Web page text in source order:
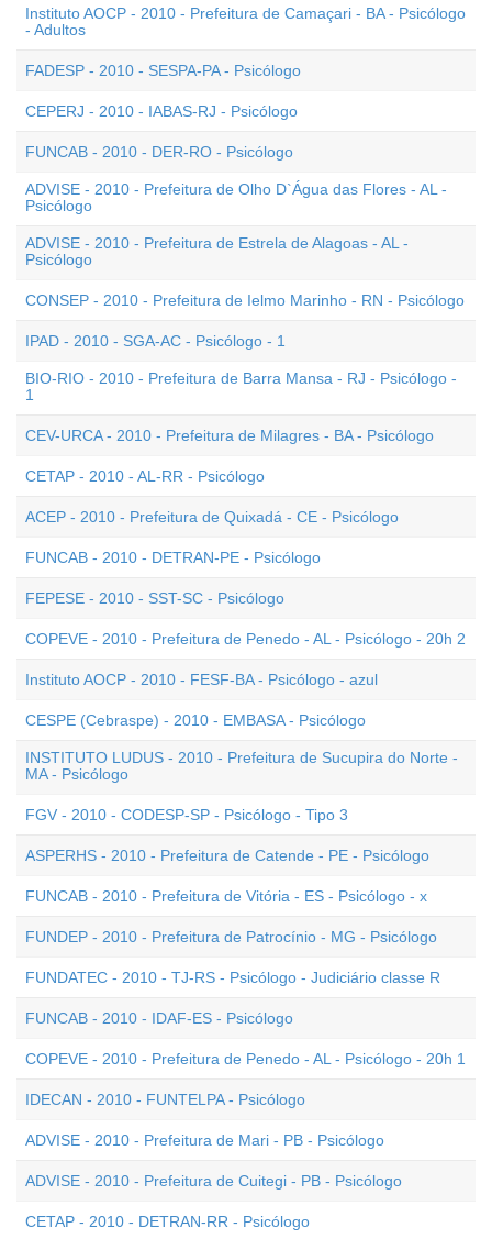
Instituto AOCP - 2010 - Prefeitura de Camaçari - BA - Psicólogo
- Adultos
FADESP - 2010 - SESPA-PA - Psicólogo
CEPERJ - 2010 - IABAS-RJ - Psicólogo
FUNCAB - 2010 - DER-RO - Psicólogo
ADVISE - 2010 - Prefeitura de Olho D`Água das Flores - AL -
Psicólogo
ADVISE - 2010 - Prefeitura de Estrela de Alagoas - AL -
Psicólogo
CONSEP - 2010 - Prefeitura de Ielmo Marinho - RN - Psicólogo
IPAD - 2010 - SGA-AC - Psicólogo - 1
BIO-RIO - 2010 - Prefeitura de Barra Mansa - RJ - Psicólogo -
1
CEV-URCA - 2010 - Prefeitura de Milagres - BA - Psicólogo
CETAP - 2010 - AL-RR - Psicólogo
ACEP - 2010 - Prefeitura de Quixadá - CE - Psicólogo
FUNCAB - 2010 - DETRAN-PE - Psicólogo
FEPESE - 2010 - SST-SC - Psicólogo
COPEVE - 2010 - Prefeitura de Penedo - AL - Psicólogo - 20h 2
Instituto AOCP - 2010 - FESF-BA - Psicólogo - azul
CESPE (Cebraspe) - 2010 - EMBASA - Psicólogo
INSTITUTO LUDUS - 2010 - Prefeitura de Sucupira do Norte -
MA - Psicólogo
FGV - 2010 - CODESP-SP - Psicólogo - Tipo 3
ASPERHS - 2010 - Prefeitura de Catende - PE - Psicólogo
FUNCAB - 2010 - Prefeitura de Vitória - ES - Psicólogo - x
FUNDEP - 2010 - Prefeitura de Patrocínio - MG - Psicólogo
FUNDATEC - 2010 - TJ-RS - Psicólogo - Judiciário classe R
FUNCAB - 2010 - IDAF-ES - Psicólogo
COPEVE - 2010 - Prefeitura de Penedo - AL - Psicólogo - 20h 1
IDECAN - 2010 - FUNTELPA - Psicólogo
ADVISE - 2010 - Prefeitura de Mari - PB - Psicólogo
ADVISE - 2010 - Prefeitura de Cuitegi - PB - Psicólogo
CETAP - 2010 - DETRAN-RR - Psicólogo